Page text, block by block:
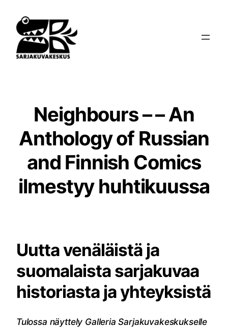
sisältöön
Neighbours – – An
Anthology of Russian
and Finnish Comics
ilmestyy huhtikuussa
Uutta venäläistä ja
suomalaista sarjakuvaa
historiasta ja yhteyksistä
Tulossa näyttely Galleria Sarjakuvakeskukselle